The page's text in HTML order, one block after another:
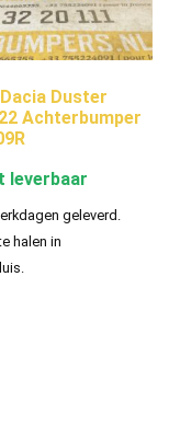
Duster
Achterbumper
leverbaar
geleverd.
halen in